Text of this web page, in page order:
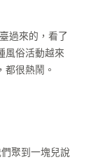
過來的，看了
風俗活動越來
都很熱鬧。
聚到一塊兒說